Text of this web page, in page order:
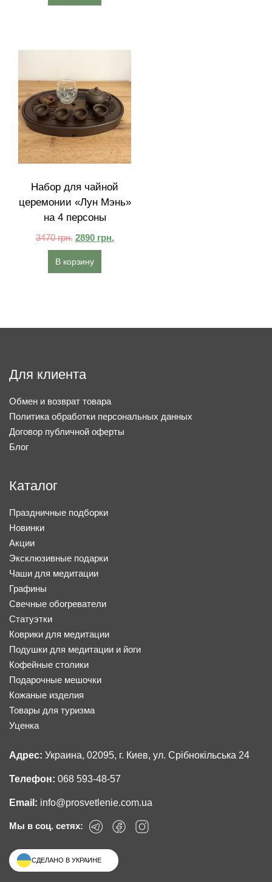
Набор для чайной
церемонии «Лун Мэнь»
на 4 персоны
3470грн. 2890 грн.
В корзину
Для клиента
Обмен и возврат товара
Политика обработки персональных данных
Договор публичной оферты
Блог
Каталог
Праздничные подборки
Новинки
Акции
Эксклюзивные подарки
Чаши для медитации
Графины
Свечные обогреватели
Статуэтки
Коврики для медитации
Подушки для медитации и йоги
Кофейные столики
Подарочные мешочки
Кожаные изделия
Товары для туризма
Уценка
Адрес: Украина, 02095, г. Киев, ул. Срібнокільська 24
Телефон: 068 593-48-57
Email: info@prosvetlenie.com.ua
Мы в соц. сетях:
СДЕЛАНО В УКРАИНЕ